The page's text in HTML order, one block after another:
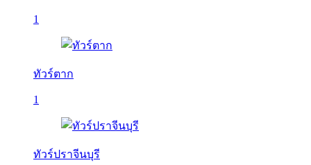
1
ทัวร์ตาก
1
ทัวร์ปราจีนบุรี